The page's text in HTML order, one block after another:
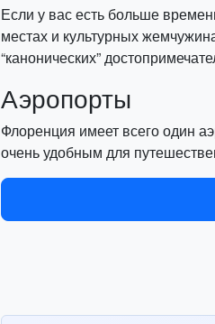
Если у вас есть больше
местах и культурных
“канонических”
Аэропорты
Флоренция имеет всего один
очень удобным для